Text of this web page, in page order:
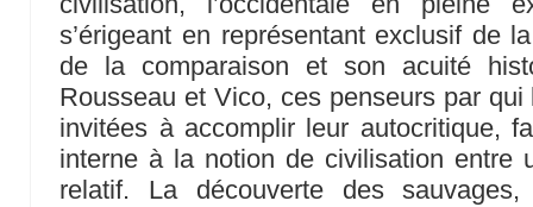
s’érigeant en représentant exclusif de
de la comparaison et son acuité
Rousseau et Vico, ces penseurs par
invitées à accomplir leur autocritique,
interne à la notion de civilisation entre
relatif. La découverte des